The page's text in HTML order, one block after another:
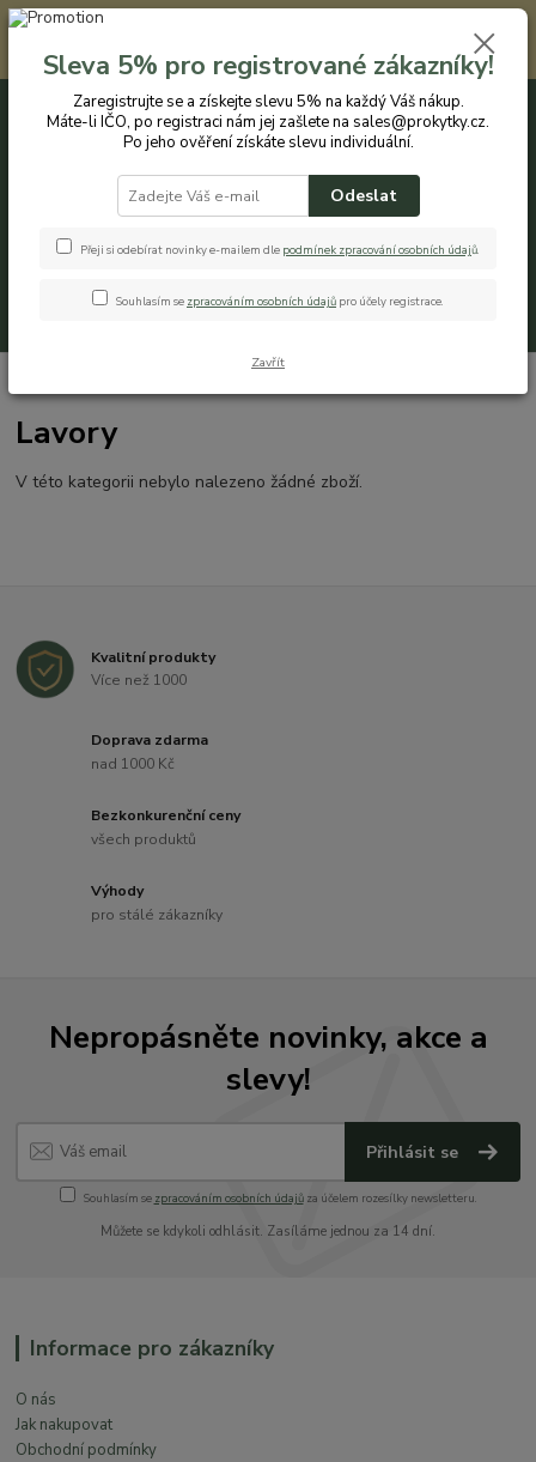
Registrovaným zákazníkům nabízíme slevu 5% na každý nákup. Máte-li
IČO, po registraci nám jej zašlete na sales@prokytky.cz. Po jeho ověření
získáte slevu individuální. Přejít na registraci →
CZK
+420 774 544 973 0ks
Lavory
V této kategorii nebylo nalezeno žádné zboží.
Kvalitní produkty
Více než 1000
Doprava zdarma
nad 1000 Kč
Bezkonkurenční ceny
všech produktů
Výhody
pro stálé zákazníky
Nepropásněte novinky, akce a
slevy!
Přihlásit se
Souhlasím se zpracováním osobních údajůza účelem rozesílky newsletteru.
Můžete se kdykoli odhlásit. Zasíláme jednou za 14 dní.
Informace pro zákazníky
O nás
Jak nakupovat
Obchodní podmínky
Sleva 5% pro registrované zákazníky!
Zaregistrujte se a získejte slevu 5% na každý Váš nákup.
Máte-li IČO, po registraci nám jej zašlete na sales@prokytky.cz.
Po jeho ověření získáte slevu individuální.
Odeslat
Přeji si odebírat novinky e-mailem dle podmínek zpracování osobních údajů.
Souhlasím se zpracováním osobních údajů pro účely registrace.
Zavřít